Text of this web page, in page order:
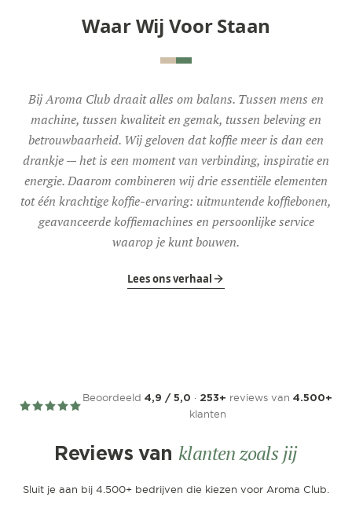
Waar Wij Voor Staan
Bij Aroma Club draait alles om balans. Tussen mens en
machine, tussen kwaliteit en gemak, tussen beleving en
betrouwbaarheid. Wij geloven dat koffie meer is dan een
drankje — het is een moment van verbinding, inspiratie en
energie. Daarom combineren wij drie essentiële elementen
tot één krachtige koffie-ervaring: uitmuntende koffiebonen,
geavanceerde koffiemachines en persoonlijke service
waarop je kunt bouwen.
Lees ons verhaal
Beoordeeld 4,9 / 5,0 · 253+ reviews van 4.500+
klanten
Reviews van klanten zoals jij
Sluit je aan bij 4.500+ bedrijven die kiezen voor Aroma Club.